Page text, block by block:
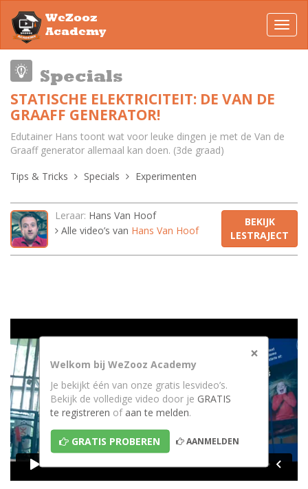
WeZooz
Academy
Specials
STATISCHE ELEKTRICITEIT: DE VAN DE
GRAAFF GENERATOR!
Edutainer Hans toont wat voor leuke dingen je met de Van de
Graaff generator allemaal kan doen. (3de graad)
Tips & Tricks
Specials Experimenten
Leraar: Hans Van Hoof
Alle video’s van Hans Van Hoof
BEKIJK
LESTRAJECT
×
Welkom bij WeZooz Academy
Je bekijkt één van onze gratis lesvideo’s.
Bekijk de volledige video door je GRATIS
te registreren of aan te melden.
GRATIS PROBEREN AANMELDEN